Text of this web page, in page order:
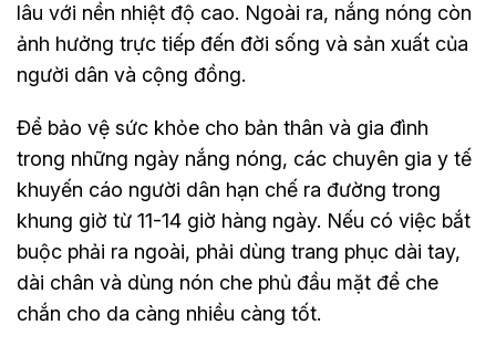
lâu với nền nhiệt độ cao. Ngoài ra, nắng nóng còn
ảnh hưởng trực tiếp đến đời sống và sản xuất của
người dân và cộng đồng.
Để bảo vệ sức khỏe cho bản thân và gia đình
trong những ngày nắng nóng, các chuyên gia y tế
khuyến cáo người dân hạn chế ra đường trong
khung giờ từ 11-14 giờ hàng ngày. Nếu có việc bắt
buộc phải ra ngoài, phải dùng trang phục dài tay,
dài chân và dùng nón che phủ đầu mặt để che
chắn cho da càng nhiều càng tốt.